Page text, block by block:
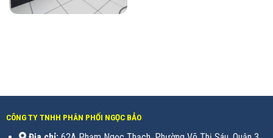
CÔNG TY TNHH PHÂN PHỐI NGỌC BẢO